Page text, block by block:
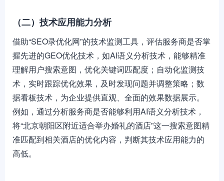
（二）技术应用能力分析
借助“SEO录优化网”的技术监测工具，评估服务商是否掌
握先进的GEO优化技术，如AI语义分析技术，能够精准
理解用户搜索意图，优化关键词匹配度；自动化监测技
术，实时跟踪优化效果，及时发现问题并调整策略；数
据看板技术，为企业提供直观、全面的效果数据展示。
例如，通过分析服务商是否能够利用AI语义分析技术，
将“北京朝阳区附近适合举办婚礼的酒店”这一搜索意图精
准匹配到相关酒店的优化内容，判断其技术应用能力的
高低。